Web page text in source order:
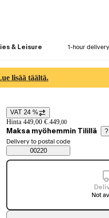
& Leisure 1-hour delivery
lisää täältä.
Price details
VAT 24 %
Hinta 449,00 €.449,00
Maksa myöhemmin Tilillä ?
Saatavuustiedot
Select order method
Delivery to postal code
00220
Not